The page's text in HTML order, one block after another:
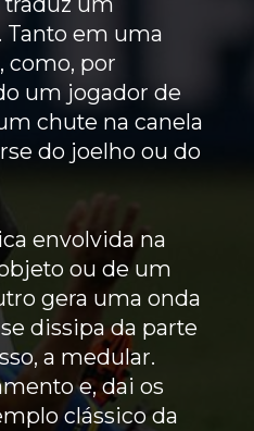
Tanto em uma
como, por
um jogador de
chute na canela
do joelho ou do
envolvida na
ou de um
gera uma onda
dissipa da parte
a medular.
e, dai os
clássico da